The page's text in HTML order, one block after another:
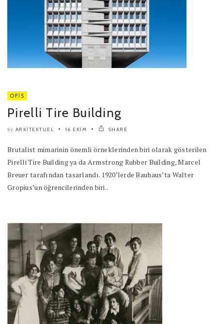
OFIS
Pirelli Tire Building
by ARKITEKTUEL 16 EKIM SHARE
Brutalist mimarinin önemli örneklerinden biri olarak gösterilen
Pirelli Tire Building ya da Armstrong Rubber Building, Marcel
Breuer tarafından tasarlandı. 1920’lerde Bauhaus’ta Walter
Gropius’un öğrencilerinden biri..